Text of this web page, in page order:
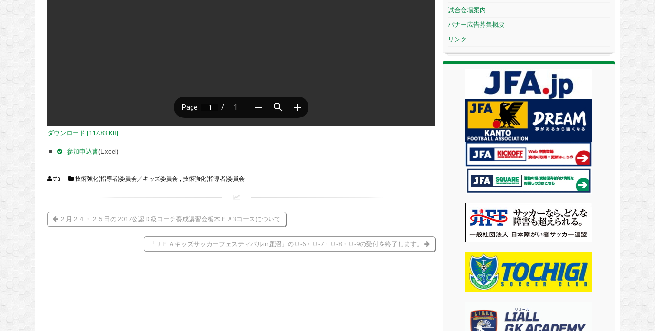
ダウンロード [117.83 KB]
参加申込書(Excel)
tfa 技術強化(指導者)委員会／キッズ委員会 ,技術強化(指導者)委員会
２月２４・２５日の 2017公認Ｄ級コーチ養成講習会栃木ＦＡ3コースについて
「ＪＦＡキッズサッカーフェスティバルin鹿沼」のＵ-6・Ｕ-7・Ｕ-8・Ｕ-9の受付を終了します。
試合会場案内
バナー広告募集概要
リンク